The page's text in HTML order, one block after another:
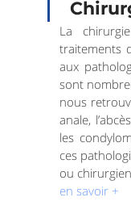
La
traitements
aux
sont
nous
anale,
les
ces
ou
en savoir +